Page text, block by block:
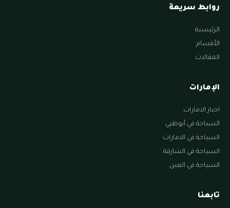
روابط سريعة
الرئيسية
الأقسام
المقالات
الإمارات
اخبار الامارات
السياحة في أبوظبي
السياحة في الامارات
السياحة في الشارقة
السياحة في العين
تابعنا